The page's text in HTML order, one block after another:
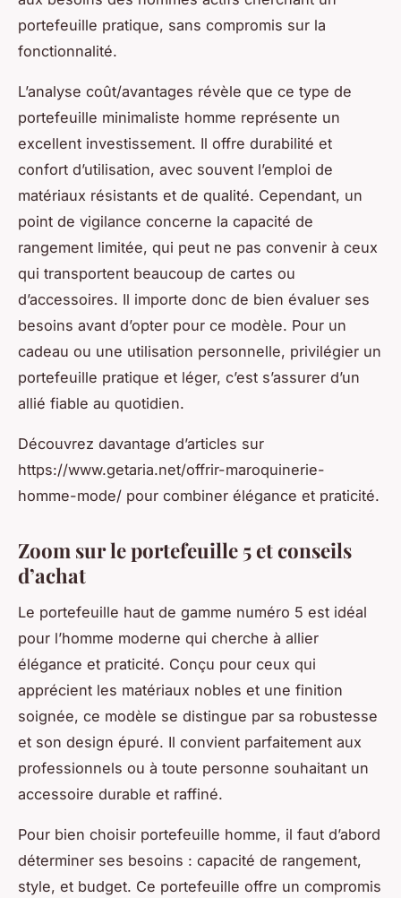
portefeuille pratique, sans compromis sur la
fonctionnalité.
L’analyse coût/avantages révèle que ce type de
portefeuille minimaliste homme représente un
excellent investissement. Il offre durabilité et
confort d’utilisation, avec souvent l’emploi de
matériaux résistants et de qualité. Cependant, un
point de vigilance concerne la capacité de
rangement limitée, qui peut ne pas convenir à ceux
qui transportent beaucoup de cartes ou
d’accessoires. Il importe donc de bien évaluer ses
besoins avant d’opter pour ce modèle. Pour un
cadeau ou une utilisation personnelle, privilégier un
portefeuille pratique et léger, c’est s’assurer d’un
allié fiable au quotidien.
Découvrez davantage d’articles sur
https://www.getaria.net/offrir-maroquinerie-
homme-mode/ pour combiner élégance et praticité.
Zoom sur le portefeuille 5 et conseils
d’achat
Le portefeuille haut de gamme numéro 5 est idéal
pour l’homme moderne qui cherche à allier
élégance et praticité. Conçu pour ceux qui
apprécient les matériaux nobles et une finition
soignée, ce modèle se distingue par sa robustesse
et son design épuré. Il convient parfaitement aux
professionnels ou à toute personne souhaitant un
accessoire durable et raffiné.
Pour bien choisir portefeuille homme, il faut d’abord
déterminer ses besoins : capacité de rangement,
style, et budget. Ce portefeuille offre un compromis